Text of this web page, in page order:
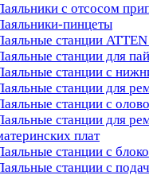
с отсосом
пинцеты
станции
станции для
станции с
станции для
станции с
станции для
плат
станции с
станции с